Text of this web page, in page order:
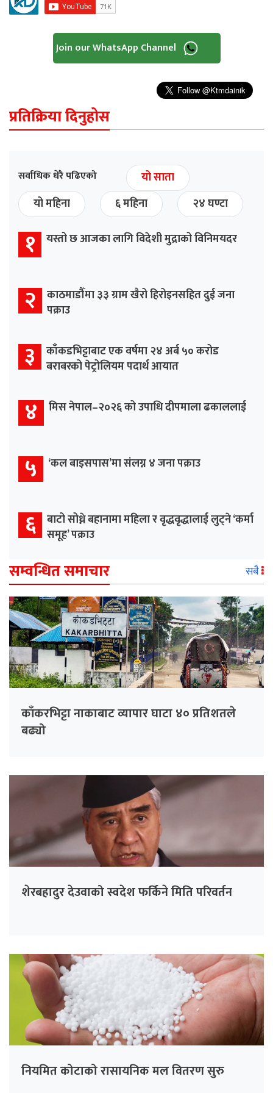
Join our WhatsApp Channel
प्रतिक्रिया दिनुहोस
सर्वाधिक धेरै पढिएको
यो साता
यो महिना
६ महिना २४ घण्टा
१ यस्तो छ आजका लागि विदेशी मुद्राको विनिमयदर
२ काठमाडौँमा ३३ ग्राम खैरो हिरोइनसहित दुई जना
पक्राउ
३ काँकडभिट्टाबाट एक वर्षमा २४ अर्ब ५० करोड
बराबरको पेट्रोलियम पदार्थ आयात
४ मिस नेपाल–२०२६ को उपाधि दीपमाला ढकाललाई
५ ‘कल बाइसपास’मा संलग्न ४ जना पक्राउ
६ बाटो सोध्ने बहानामा महिला र वृद्धवृद्धालाई लुट्ने ‘कर्मा
समूह’ पक्राउ
सम्वन्धित समाचार सबै
काँकरभिट्टा नाकाबाट व्यापार घाटा ४० प्रतिशतले
बढ्यो
शेरबहादुर देउवाको स्वदेश फर्किने मिति परिवर्तन
नियमित कोटाको रासायनिक मल वितरण सुरु